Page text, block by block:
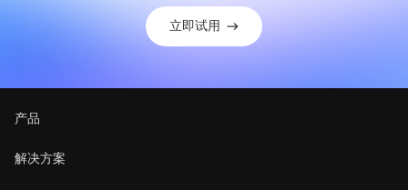
立即试用
产品
解决方案